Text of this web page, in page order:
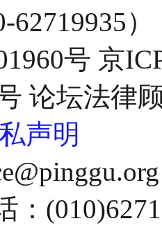
）
号 京
论坛法律
声明
：